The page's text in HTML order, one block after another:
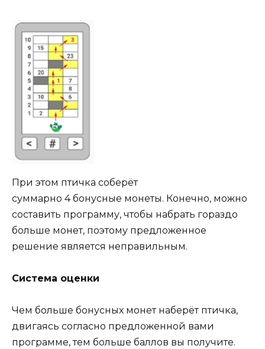
При этом птичка соберёт
суммарно 4 бонусные монеты. Конечно, можно
составить программу, чтобы набрать гораздо
больше монет, поэтому предложенное
решение является неправильным.
Система оценки
Чем больше бонусных монет наберёт птичка,
двигаясь согласно предложенной вами
программе, тем больше баллов вы получите.